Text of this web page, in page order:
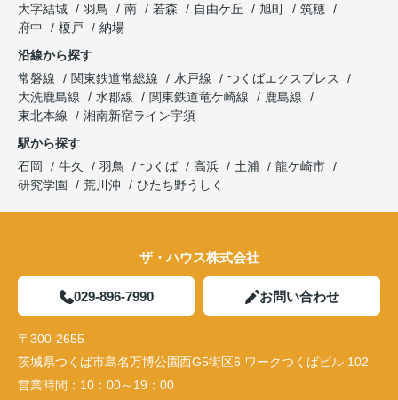
大字結城
羽鳥 南 若森 自由ケ丘 旭町
筑穂
府中
榎戸
納場
沿線から探す
常磐線
関東鉄道常総線 水戸線
つくばエクスプレス
大洗鹿島線
水郡線 関東鉄道竜ケ崎線
鹿島線
東北本線
湘南新宿ライン宇須
駅から探す
石岡
牛久 羽鳥 つくば 高浜 土浦
龍ケ崎市
研究学園
荒川沖 ひたち野うしく
ザ・ハウス株式会社
029-896-7990 お問い合わせ
〒300-2655
茨城県つくば市島名万博公園西G5街区6 ワークつくばビル 102
営業時間： 10：00～19：00